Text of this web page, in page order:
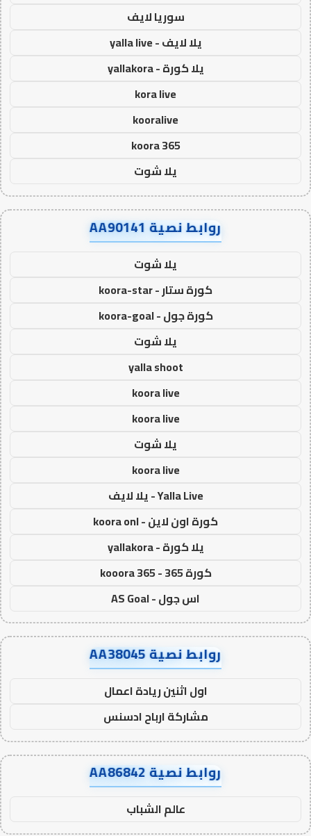
سوريا لايف
يلا لايف - yalla live
يلا كورة - yallakora
kora live
kooralive
koora 365
يلا شوت
روابط نصية AA90141
يلا شوت
كورة ستار - koora-star
كورة جول - koora-goal
يلا شوت
yalla shoot
koora live
koora live
يلا شوت
koora live
Yalla Live - يلا لايف
كورة اون لاين - koora onl
يلا كورة - yallakora
كورة 365 - kooora 365
اس جول - AS Goal
روابط نصية AA38045
اول اثنين ريادة اعمال
مشاركة ارباح ادسنس
روابط نصية AA86842
عالم الشباب